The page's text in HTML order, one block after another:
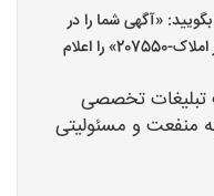
«آگهی شما را در
سایت ملک باران دیده ام و کد «مشاور املاک-207550» را اعلام
تخصصی
منفعت و مسئولیتی